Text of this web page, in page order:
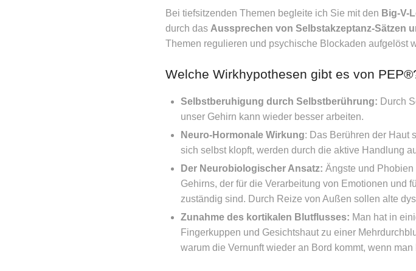
Bei tiefsitzenden Themen begleite ich Sie mit den Big-V-
durch das Aussprechen von Selbstakzeptanz-Sätzen
Themen regulieren und psychische Blockaden aufgelöst
Welche Wirkhypothesen gibt es von
Selbstberuhigung durch Selbstberührung: Durch
unser Gehirn kann wieder besser arbeiten.
Neuro-Hormonale Wirkung: Das Berühren der Haut
sich selbst klopft, werden durch die aktive Handlung
Der Neurobiologischer Ansatz: Ängste und
Gehirns, der für die Verarbeitung von Emotionen und
zuständig sind. Durch Reize von Außen sollen alte
Zunahme des kortikalen Blutflusses: Man hat in
Fingerkuppen und Gesichtshaut zu einer
warum die Vernunft wieder an Bord kommt, wenn